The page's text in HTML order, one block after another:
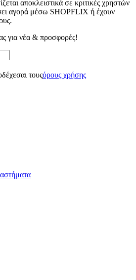
αποκλειστικά σε κριτικές χρηστών
αγορά μέσω SHOPFLIX ή έχουν
για νέα & προσφορές!
τουςόρους χρήσης